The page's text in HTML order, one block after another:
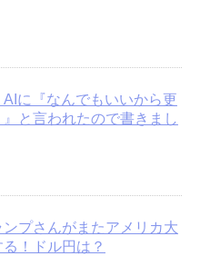
に『なんでもいいから更
と言われたので書きまし
プさんがまたアメリカ大
！ドル円は？